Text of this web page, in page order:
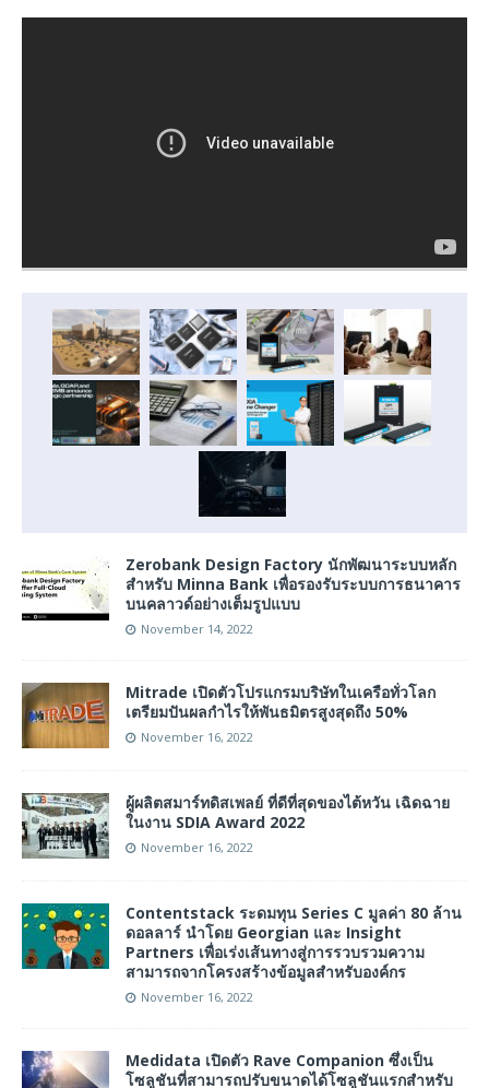
Zerobank Design Factory นักพัฒนาระบบหลัก
สำหรับ Minna Bank เพื่อรองรับระบบการธนาคาร
บนคลาวด์อย่างเต็มรูปแบบ
November 14, 2022
Mitrade เปิดตัวโปรแกรมบริษัทในเครือทั่วโลก
เตรียมปันผลกำไรให้พันธมิตรสูงสุดถึง 50%
November 16, 2022
ผู้ผลิตสมาร์ทดิสเพลย์ ที่ดีที่สุดของไต้หวัน เฉิดฉาย
ในงาน SDIA Award 2022
November 16, 2022
Contentstack ระดมทุน Series C มูลค่า 80 ล้าน
ดอลลาร์ นำโดย Georgian และ Insight
Partners เพื่อเร่งเส้นทางสู่การรวบรวมความ
สามารถจากโครงสร้างข้อมูลสำหรับองค์กร
November 16, 2022
Medidata เปิดตัว Rave Companion ซึ่งเป็น
โซลูชันที่สามารถปรับขนาดได้โซลูชันแรกสำหรับ